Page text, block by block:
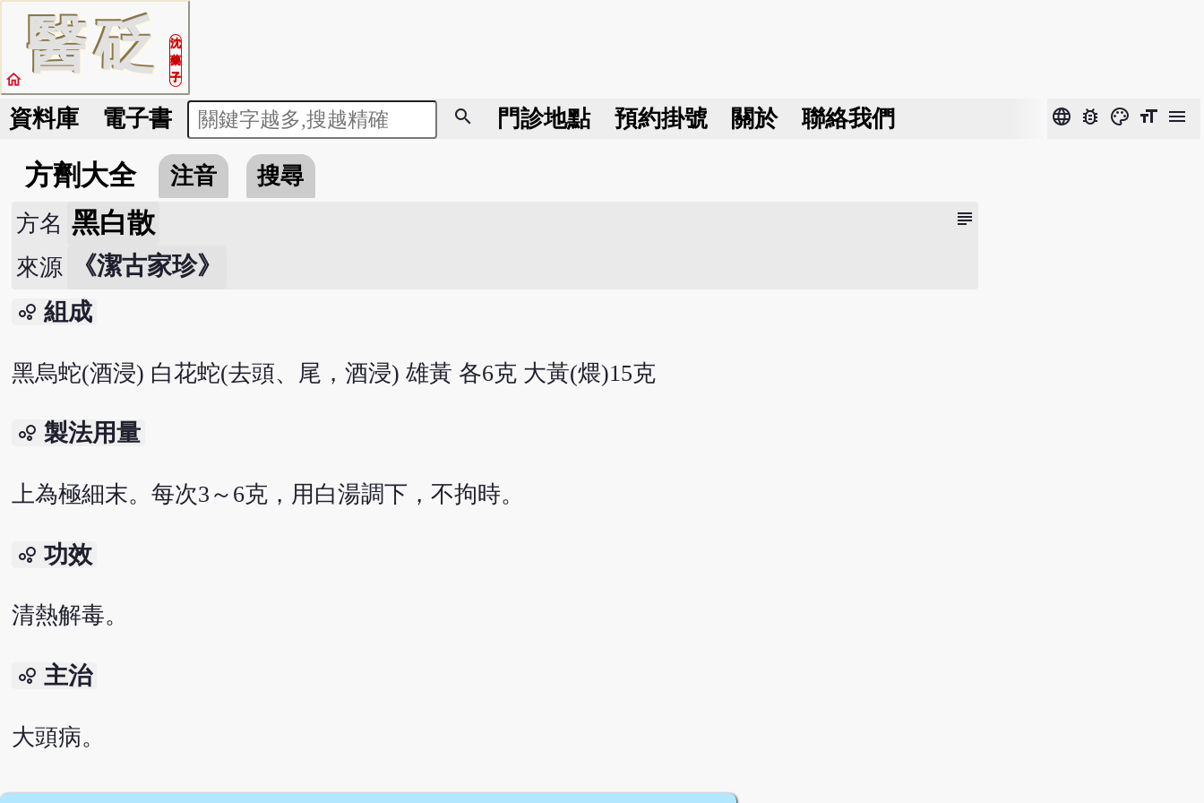
醫砭
沈
藥
子
home
資料庫 電子書 search 門診地點 預約掛號 關於 聯絡我們 language bug_report color_lens format_size menu
方劑大全 注音 搜尋
subject
方名 黑白散
來源 《潔古家珍》
bubble_chart 組成
黑烏蛇(酒浸) 白花蛇(去頭、尾，酒浸) 雄黃 各6克 大黃(煨)15克
bubble_chart 製法用量
上為極細末。每次3～6克，用白湯調下，不拘時。
bubble_chart 功效
清熱解毒。
bubble_chart 主治
大頭病。